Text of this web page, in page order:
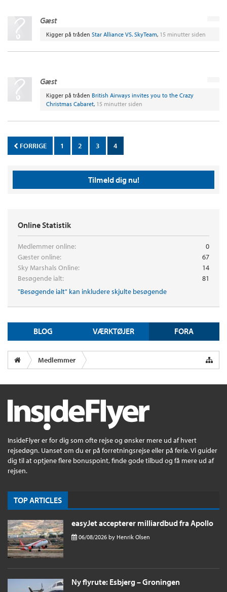
Gæst
Kigger på tråden Star Alliance VS. SkyTeam, 15 minutter siden
Gæst
Kigger på tråden British Airways invites you to the Crazy
Christmas Cabaret, 15 minutter siden
FORRIGE 1 2 3 4
Tilmeld dig nu!
Online Statistik
Medlemmer online:
0
Gæster online:
67
Sky Marshals Online:
14
Besøgende ialt:
81
"Besøgende ialt" kan inkludere skjulte besøgende
BLOG VÆRKTØJER FORA
Medlemmer
InsideFlyer er for dig som ofte rejse og ønsker mere ud af hvert
rejsedøgn. Uanset om du er på forretningsrejse eller på ferie. Vi guider
dig til at optjene flere bonuspoint, finde gode tilbud og få mere ud af
rejsen.
TOP ARTICLES
easyJet accepterer milliardbud fra Apollo
06/08/2026 by Henrik Olsen
Ny flyrute: Esbjerg – Groningen